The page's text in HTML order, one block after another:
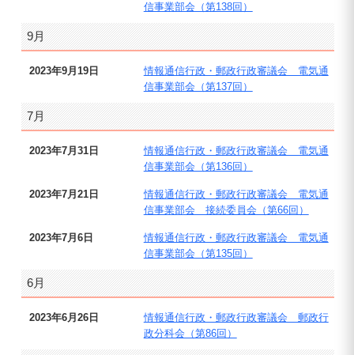
信事業部会（第138回）
9月
2023年9月19日
情報通信行政・郵政行政審議会 電気通
信事業部会（第137回）
7月
2023年7月31日
情報通信行政・郵政行政審議会 電気通
信事業部会（第136回）
2023年7月21日
情報通信行政・郵政行政審議会 電気通
信事業部会 接続委員会（第66回）
2023年7月6日
情報通信行政・郵政行政審議会 電気通
信事業部会（第135回）
6月
2023年6月26日
情報通信行政・郵政行政審議会 郵政行
政分科会（第86回）